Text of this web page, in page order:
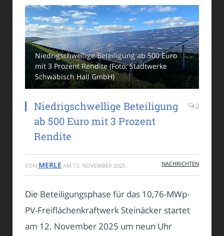
Niedrigschwellige Beteiligung ab 500 Euro
mit 3 Prozent Rendite (Foto: Stadtwerke
Schwäbisch Hall GmbH)
Niedrigschwellige Beteiligung
ab 500 Euro mit 3 Prozent
Rendite
0
VON MERLE AM 13. NOVEMBER 2025 NACHRICHTEN
Die Beteiligungsphase für das 10,76-MWp-
PV-Freiflächenkraftwerk Steinäcker startet
am 12. November 2025 um neun Uhr